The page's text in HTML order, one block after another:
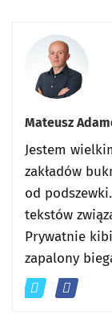
Mateusz
Jestem
zakładów
od
tekstów
Prywatnie
zapalony